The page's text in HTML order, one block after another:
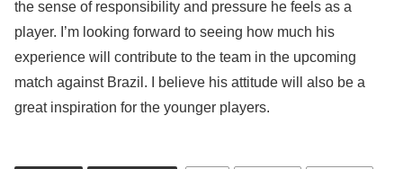
the sense of responsibility and pressure he feels as a
player. I’m looking forward to seeing how much his
experience will contribute to the team in the upcoming
match against Brazil. I believe his attitude will also be a
great inspiration for the younger players.